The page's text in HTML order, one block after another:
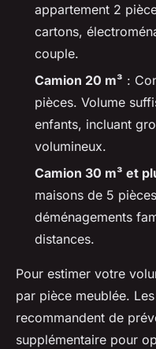
appartement 2
cartons,
couple.
Camion 20 m³ :
pièces. Volume
enfants, incluant
volumineux.
Camion 30 m³ et
maisons de 5
déménagements
distances.
Pour estimer votre
par pièce meublée.
recommandent de
supplémentaire pour